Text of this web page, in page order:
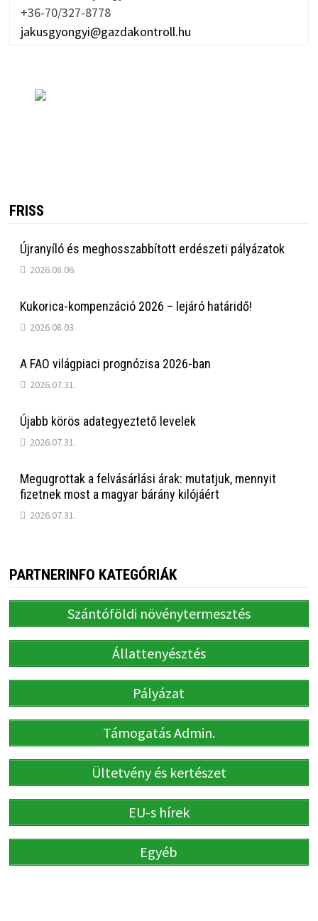
+36-70/327-8778
jakusgyongyi@gazdakontroll.hu
FRISS
Újranyíló és meghosszabbított erdészeti pályázatok
2026.08.06.
Kukorica-kompenzáció 2026 – lejáró határidő!
2026.08.03.
A FAO világpiaci prognózisa 2026-ban
2026.07.31.
Újabb körös adategyeztető levelek
2026.07.31.
Megugrottak a felvásárlási árak: mutatjuk, mennyit
fizetnek most a magyar bárány kilójáért
2026.07.31.
PARTNERINFO KATEGÓRIÁK
Szántóföldi növénytermesztés
Állattenyésztés
Pályázat
Támogatás Admin.
Ültetvény és kertészet
EU-s hírek
Egyéb